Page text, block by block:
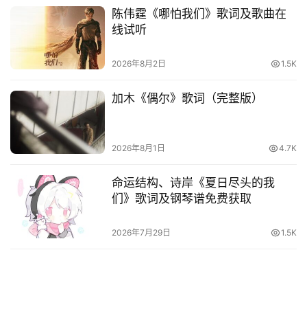
陈伟霆《哪怕我们》歌词及歌曲在
线试听
2026年8月2日 1.5K
加木《偶尔》歌词（完整版）
2026年8月1日 4.7K
命运结构、诗岸《夏日尽头的我
们》歌词及钢琴谱免费获取
2026年7月29日 1.5K